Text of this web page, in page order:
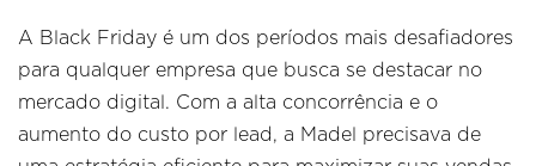
A Black Friday é um dos períodos mais desafiadores
para qualquer empresa que busca se destacar no
mercado digital. Com a alta concorrência e o
aumento do custo por lead, a Madel precisava de